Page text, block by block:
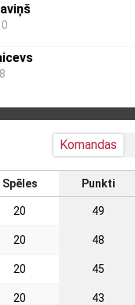
Komandas
Spēles Punkti
20 49
20 48
20 45
20 43